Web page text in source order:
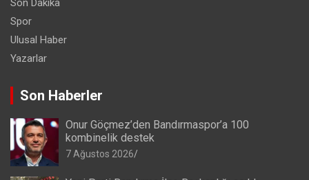
Son Dakika
Spor
Ulusal Haber
Yazarlar
Son Haberler
Onur Göçmez’den Bandırmaspor’a 100
kombinelik destek
7 Ağustos 2026